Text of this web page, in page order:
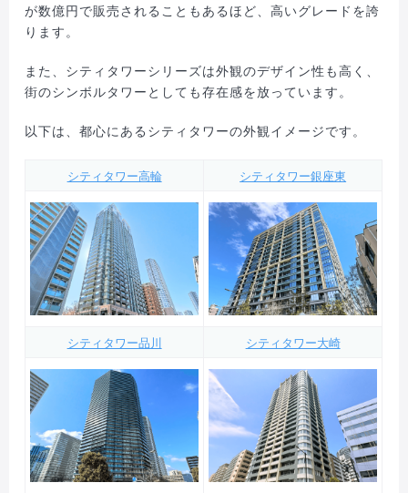
が数億円で販売されることもあるほど、高いグレードを誇
ります。
また、シティタワーシリーズは外観のデザイン性も高く、
街のシンボルタワーとしても存在感を放っています。
以下は、都心にあるシティタワーの外観イメージです。
シティタワー高輪 シティタワー銀座東
シティタワー品川 シティタワー大崎